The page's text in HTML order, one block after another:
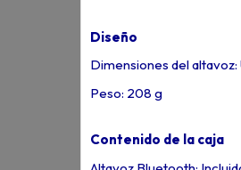
Diseño
Dimensiones del
Peso: 208 g
Contenido de la caja